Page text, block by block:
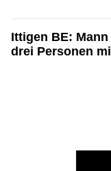
Ittigen BE:
drei Personen